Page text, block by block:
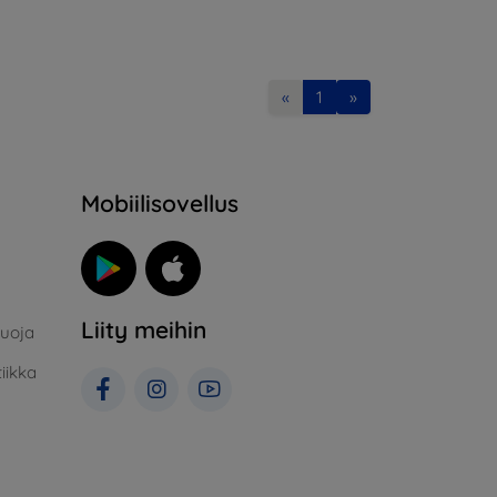
« 1 »
Mobiilisovellus
Liity meihin